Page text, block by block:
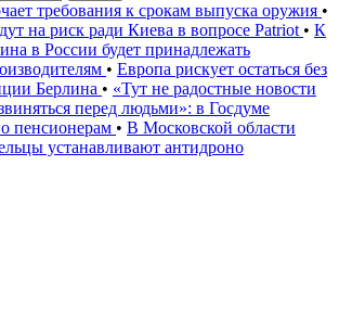
требования к срокам выпуска оружия •
на риск ради Киева в вопросе Patriot • К
в России будет принадлежать
• Европа рискует остаться без
Берлина • «Тут не радостные новости
перед людьми»: в Госдуме
пенсионерам • В Московской области
устанавливают антидроно